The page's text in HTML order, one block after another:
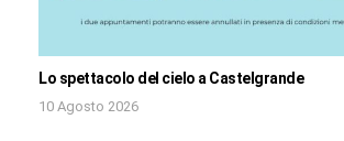
Lo spettacolo del cielo a Castelgrande
10 Agosto 2026